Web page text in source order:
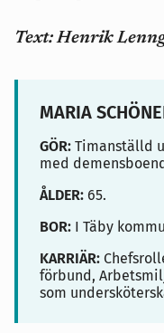
Text: Henrik
MARIA
GÖR: Timanställd
med
ÅLDER: 65.
BOR: I Täby
KARRIÄR:
förbund,
som